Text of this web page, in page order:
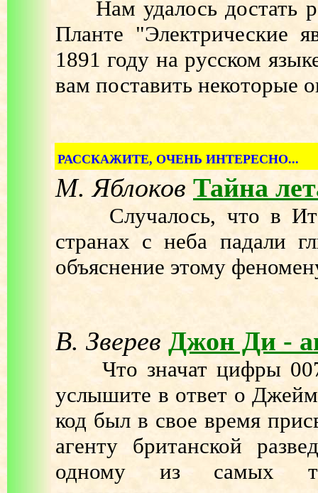
Нам удалось достать
Планте "Электрические
1891 году на русском
вам поставить некоторые
РАССКАЖИТЕ, ОЧЕНЬ ИНТЕРЕСНО...
М. Яблоков Тайна
Случалось, что в
странах с неба падали
объяснение этому
В. Зверев Джон Ди -
Что значат цифры
услышите в ответ о
код был в свое время
агенту британской
одному из самых